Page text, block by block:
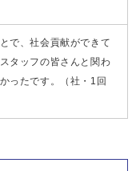
で、社会貢献ができて
タッフの皆さんと関わ
ったです。（社・1回